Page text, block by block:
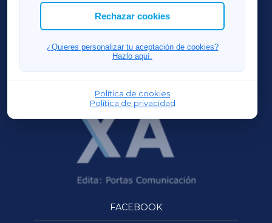
Rechazar cookies
¿Quieres personalizar tu aceptación de cookies?
Hazlo aquí.
Política de cookies
Política de privacidad
ACORUÑAXA
FERROLXA
OURENSEXA
FACEBOOK